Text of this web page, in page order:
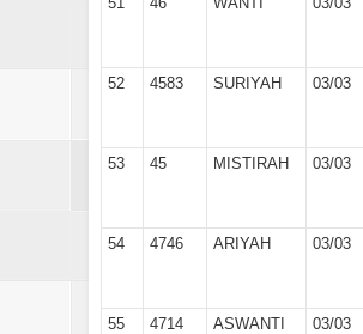
52
4583 SURIYAH 03/03
53
45 MISTIRAH 03/03
54
4746 ARIYAH 03/03
55
4714 ASWANTI 03/03